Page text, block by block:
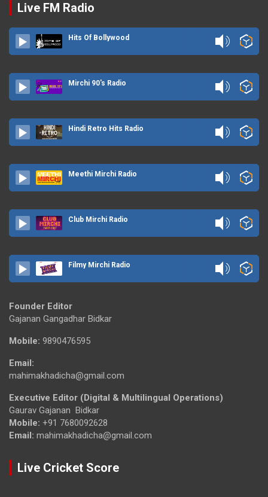
Live FM Radio
Hits Of Bollywood
Mirchi 90's Radio
Hindi Retro Hits Radio
Meethi Mirchi Radio
Club Mirchi Radio
Filmy Mirchi Radio
Founder Editor
Gajanan Gangadhar Bidkar
Mobile: 9890476595
Email:
mahimakhadicha@gmail.com
Executive Editor (Digital & Multilingual Operations)
Gaurav Gajanan Bidkar
Mobile: +91 7680092628
Email: mahimakhadicha@gmail.com
Live Cricket Score